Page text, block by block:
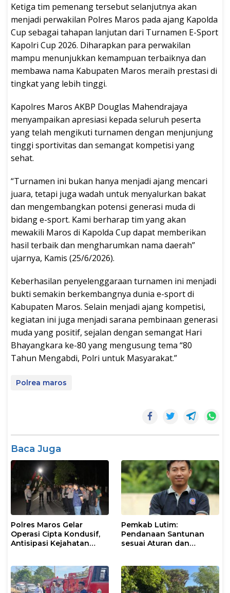
Ketiga tim pemenang tersebut selanjutnya akan
menjadi perwakilan Polres Maros pada ajang Kapolda
Cup sebagai tahapan lanjutan dari Turnamen E-Sport
Kapolri Cup 2026. Diharapkan para perwakilan
mampu menunjukkan kemampuan terbaiknya dan
membawa nama Kabupaten Maros meraih prestasi di
tingkat yang lebih tinggi.
Kapolres Maros AKBP Douglas Mahendrajaya
menyampaikan apresiasi kepada seluruh peserta
yang telah mengikuti turnamen dengan menjunjung
tinggi sportivitas dan semangat kompetisi yang
sehat.
“Turnamen ini bukan hanya menjadi ajang mencari
juara, tetapi juga wadah untuk menyalurkan bakat
dan mengembangkan potensi generasi muda di
bidang e-sport. Kami berharap tim yang akan
mewakili Maros di Kapolda Cup dapat memberikan
hasil terbaik dan mengharumkan nama daerah”
ujarnya, Kamis (25/6/2026).
Keberhasilan penyelenggaraan turnamen ini menjadi
bukti semakin berkembangnya dunia e-sport di
Kabupaten Maros. Selain menjadi ajang kompetisi,
kegiatan ini juga menjadi sarana pembinaan generasi
muda yang positif, sejalan dengan semangat Hari
Bhayangkara ke-80 yang mengusung tema “80
Tahun Mengabdi, Polri untuk Masyarakat.”
Polrea maros
Baca Juga
Polres Maros Gelar
Operasi Cipta Kondusif,
Antisipasi Kejahatan
Pemkab Lutim:
Pendanaan Santunan
sesuai Aturan dan